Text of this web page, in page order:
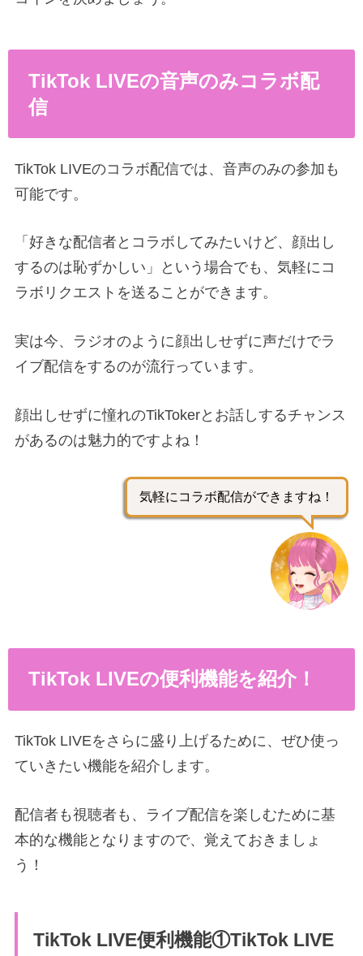
TikTok LIVEの音声のみコラボ配
信
TikTok LIVEのコラボ配信では、音声のみの参加も
可能です。
「好きな配信者とコラボしてみたいけど、顔出し
するのは恥ずかしい」という場合でも、気軽にコ
ラボリクエストを送ることができます。
実は今、ラジオのように顔出しせずに声だけでラ
イブ配信をするのが流行っています。
顔出しせずに憧れのTikTokerとお話しするチャンス
があるのは魅力的ですよね！
気軽にコラボ配信ができますね！
TikTok LIVEの便利機能を紹介！
TikTok LIVEをさらに盛り上げるために、ぜひ使っ
ていきたい機能を紹介します。
配信者も視聴者も、ライブ配信を楽しむために基
本的な機能となりますので、覚えておきましょ
う！
TikTok LIVE便利機能①TikTok LIVE